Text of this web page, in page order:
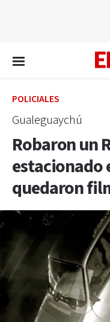
POLICIALES
Gualeguaychú
Robaron un
estacionado
quedaron